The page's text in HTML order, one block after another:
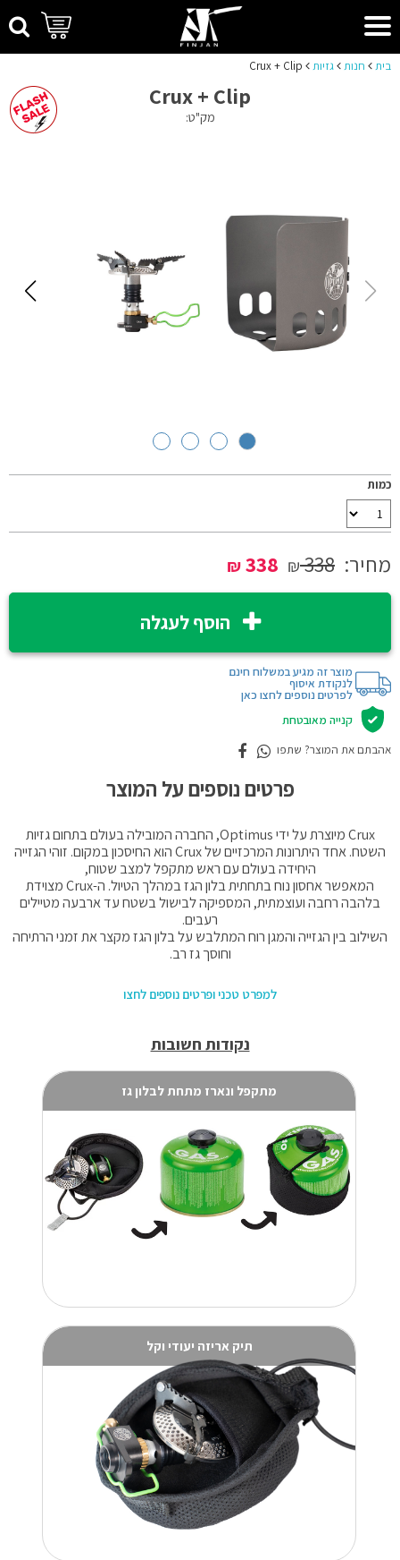
בית חנות גזיות
Crux + Clip
מק"ט:
כמות
מחיר: 338
₪
338
₪
הוסף לעגלה
מוצר זה מגיע במשלוח חינם
לנקודת איסוף
לפרטים נוספים לחצו כאן
קנייה מאובטחת
אהבתם את המוצר? שתפו
פרטים נוספים על המוצר
Crux מיוצרת על ידי Optimus, החברה המובילה בעולם בתחום גזיות
השטח. אחד היתרונות המרכזיים של Crux הוא החיסכון במקום. זוהי הגזייה
היחידה בעולם עם ראש מתקפל למצב שטוח,
המאפשר אחסון נוח בתחתית בלון הגז במהלך הטיול. ה-Crux מצוידת
בלהבה רחבה ועוצמתית, המספיקה לבישול בשטח עד ארבעה מטיילים
רעבים.
השילוב בין הגזייה והמגן רוח המתלבש על בלון הגז מקצר את זמני הרתיחה
וחוסך גז רב.
למפרט טכני ופרטים נוספים לחצו
נקודות חשובות
מתקפל ונארז מתחת לבלון גז
תיק אריזה יעודי וקל